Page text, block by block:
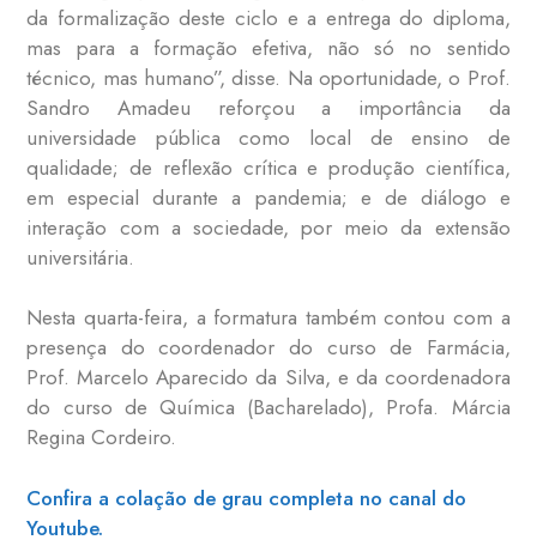
da formalização deste ciclo e a entrega do diploma,
mas para a formação efetiva, não só no sentido
técnico, mas humano”, disse. Na oportunidade, o Prof.
Sandro Amadeu reforçou a importância da
universidade pública como local de ensino de
qualidade; de reflexão crítica e produção científica,
em especial durante a pandemia; e de diálogo e
interação com a sociedade, por meio da extensão
universitária.
Nesta quarta-feira, a formatura também contou com a
presença do coordenador do curso de Farmácia,
Prof. Marcelo Aparecido da Silva, e da coordenadora
do curso de Química (Bacharelado), Profa. Márcia
Regina Cordeiro.
Confira a colação de grau completa no canal do
Youtube.